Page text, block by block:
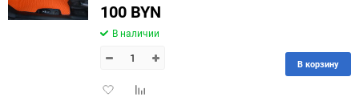
100 BYN
В наличии
ДобавитьДобавить
В корзину